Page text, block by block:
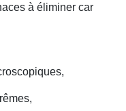
à éliminer car